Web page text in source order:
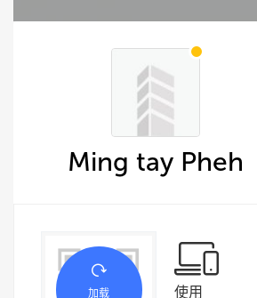
Ming tay Pheh
加载
使用